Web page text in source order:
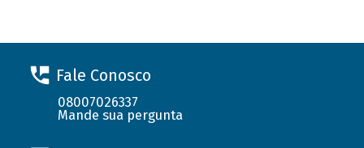
Fale Conosco
08007026337
Mande sua pergunta